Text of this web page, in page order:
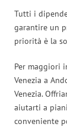
Tutti i
garantire un
priorità è la
Per maggiori
Venezia a
Venezia.
aiutarti a
conveniente